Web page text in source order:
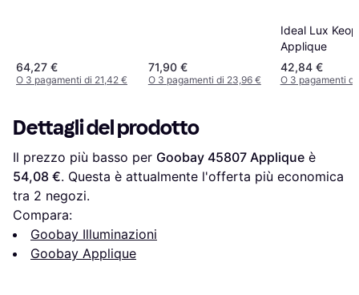
64,27 €
O 3 pagamenti di 21,42 €
71,90 €
O 3 pagamenti di 23,96 €
Ideal Lux
Applique
42,84 €
O 3 pagamenti di
Dettagli del prodotto
Il prezzo più basso per Goobay 45807 Applique
54,08 €. Questa è attualmente l'offerta più economica
tra 2 negozi.
Compara:
Goobay Illuminazioni
Goobay Applique